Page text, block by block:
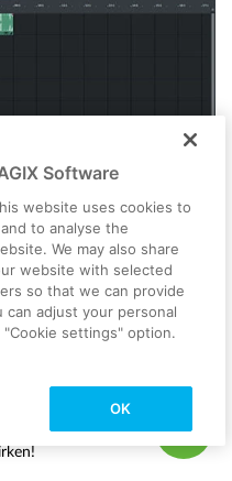
dem Mastering
was mit Music
ein umfangreiches
Software-Umgebung
virtuelles Tonstudio voller
Und Music Maker ist kein
darum, echte eigene Songs zu
Maker-Welt zu verwenden.
hast; lade sie ein, bei
Software
website uses cookies to
to analyse the
We may also share
website with selected
so that we can provide
adjust your personal
settings" option.
OK